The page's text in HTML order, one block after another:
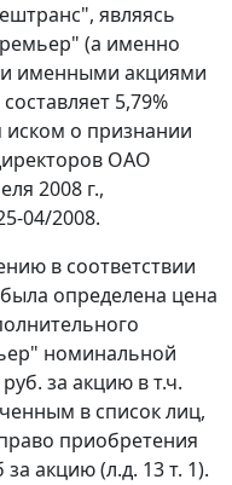
являясь
(а именно
именными акциями
5,79%
о признании
ОАО
2008 г.,
04/2008.
в соответствии
определена цена
номинальной
за акцию в т.ч.
в список лиц,
приобретения
акцию (л.д. 13 т. 1).